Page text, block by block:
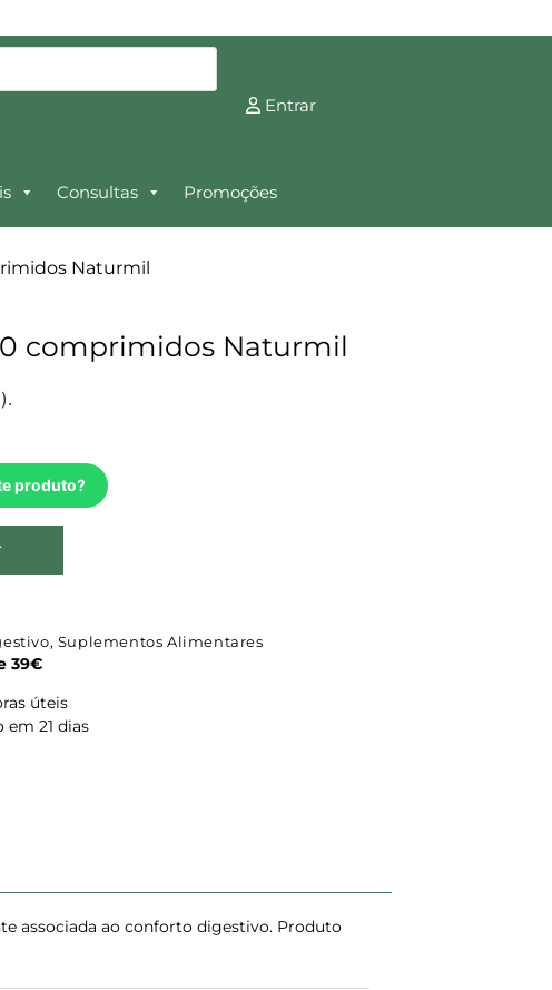
Entrar
Consultas Promoções
Naturmil
comprimidos Naturmil
produto?
, Suplementos Alimentares
39€
úteis
em 21 dias
associada ao conforto digestivo. Produto